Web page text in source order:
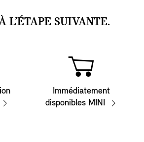
L’ÉTAPE SUIVANTE.
Immédiatement
disponibles MINI